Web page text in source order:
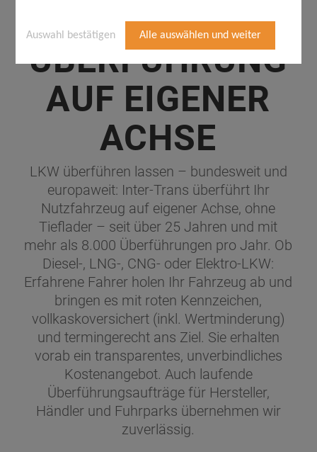
Auswahl bestätigen Alle auswählen und weiter
LKW-
ÜBERFÜHRUNG
AUF EIGENER
ACHSE
LKW überführen lassen – bundesweit und
europaweit: Inter-Trans überführt Ihr
Nutzfahrzeug auf eigener Achse, ohne
Tieflader – seit über 25 Jahren und mit
mehr als 8.000 Überführungen pro Jahr. Ob
Diesel-, LNG-, CNG- oder Elektro-LKW:
Erfahrene Fahrer holen Ihr Fahrzeug ab und
bringen es mit roten Kennzeichen,
vollkaskoversichert (inkl. Wertminderung)
und termingerecht ans Ziel. Sie erhalten
vorab ein transparentes, unverbindliches
Kostenangebot. Auch laufende
Überführungsaufträge für Hersteller,
Händler und Fuhrparks übernehmen wir
zuverlässig.